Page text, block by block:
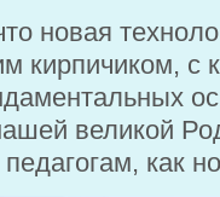
новая
кирпичиком, с
великой
как